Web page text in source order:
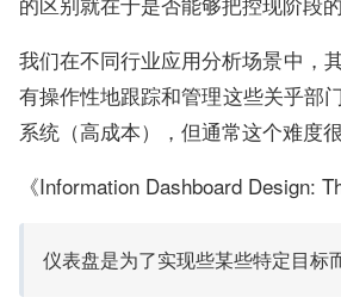
我们在不同行业应用分析场景中，
有操作性地跟踪和管理这些关乎部
系统（高成本），但通常这个难度
《Information Dashboard Design:
仪表盘是为了实现些某些特定目标